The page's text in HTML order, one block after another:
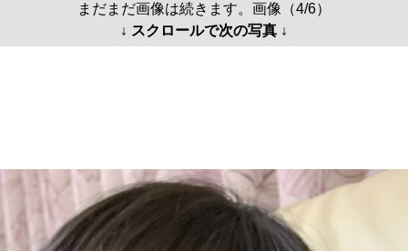
まだまだ画像は続きます。画像（4/6）
↓ スクロールで次の写真 ↓